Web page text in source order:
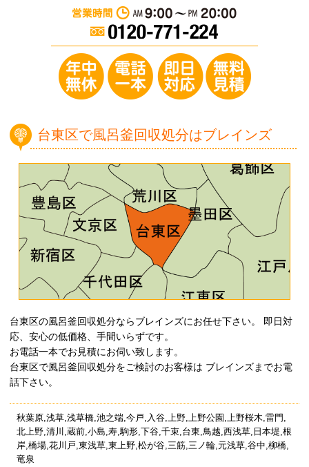
台東区で風呂釜回収処分はブレインズ
台東区の風呂釜回収処分ならブレインズにお任せ下さい。 即日対
応、安心の低価格、手間いらずです。
お電話一本でお見積にお伺い致します。
台東区で風呂釜回収処分をご検討のお客様は ブレインズまでお電
話下さい。
秋葉原,浅草,浅草橋,池之端,今戸,入谷,上野,上野公園,上野桜木,雷門,
北上野,清川,蔵前,小島,寿,駒形,下谷,千束,台東,鳥越,西浅草,日本堤,根
岸,橋場,花川戸,東浅草,東上野,松が谷,三筋,三ノ輪,元浅草,谷中,柳橋,
竜泉